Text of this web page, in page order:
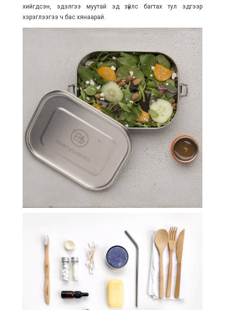
хийгдсэн, эдэлгээ муутай эд зүйлс багтах тул эдгээр
хэрэглээгээ ч бас хянаарай.